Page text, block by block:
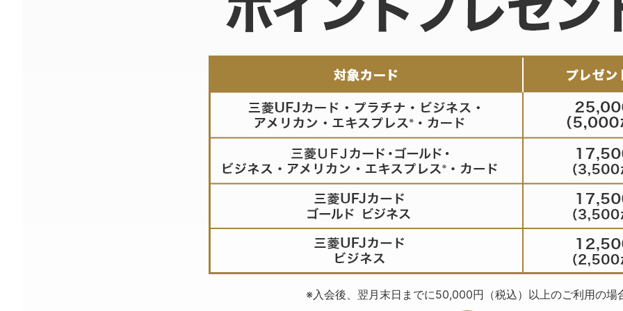
※入会後、翌月末日までに50,000円（税込）以上のご利用の場